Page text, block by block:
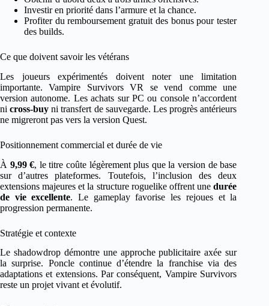
Investir en priorité dans l’armure et la chance.
Profiter du remboursement gratuit des bonus pour tester
des builds.
Ce que doivent savoir les vétérans
Les joueurs expérimentés doivent noter une limitation
importante. Vampire Survivors VR se vend comme une
version autonome. Les achats sur PC ou console n’accordent
nicross-buy ni transfert de sauvegarde. Les progrès antérieurs
ne migreront pas vers la version Quest.
Positionnement commercial et durée de vie
À 9,99 €, le titre coûte légèrement plus que la version de base
sur d’autres plateformes. Toutefois, l’inclusion des deux
extensions majeures et la structure roguelike offrent unedurée
de vie excellente. Le gameplay favorise les rejoues et la
progression permanente.
Stratégie et contexte
Le shadowdrop démontre une approche publicitaire axée sur
la surprise. Poncle continue d’étendre la franchise via des
adaptations et extensions. Par conséquent, Vampire Survivors
reste un projet vivant et évolutif.